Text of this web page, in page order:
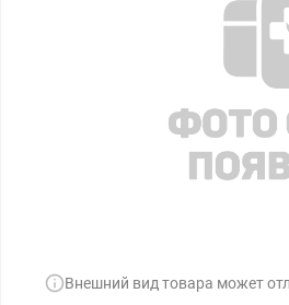
Внешний вид товара может